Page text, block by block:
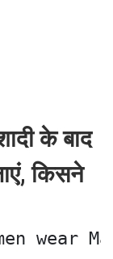
के बाद
किसने